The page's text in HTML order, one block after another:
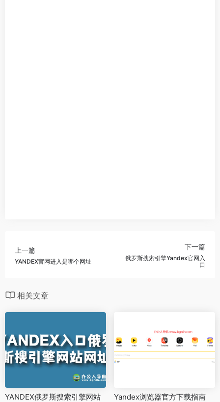
上一篇
YANDEX官网进入是哪个网址
下一篇
俄罗斯搜索引擎Yandex官网入
口
相关文章
YANDEX俄罗斯搜索引擎网站
Yandex浏览器官方下载指南